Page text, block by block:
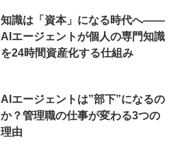
知識は「資本」になる時代へ——
AIエージェントが個人の専門知識
を24時間資産化する仕組み
AIエージェントは”部下”になるの
か？管理職の仕事が変わる3つの
理由